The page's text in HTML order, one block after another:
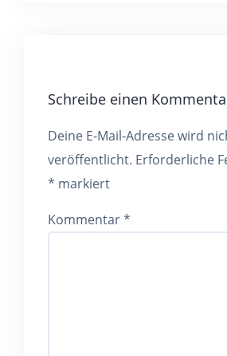
Schreibe einen
Deine E-Mail-Adresse wird
veröffentlicht. Erforderliche
* markiert
Kommentar*